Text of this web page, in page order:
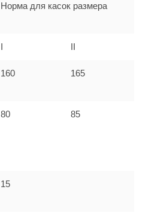
Норма для касок размера
I II
160 165
80 85
15